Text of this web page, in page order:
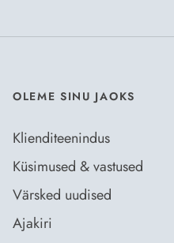
OLEME SINU JAOKS
Klienditeenindus
Küsimused & vastused
Värsked uudised
Ajakiri